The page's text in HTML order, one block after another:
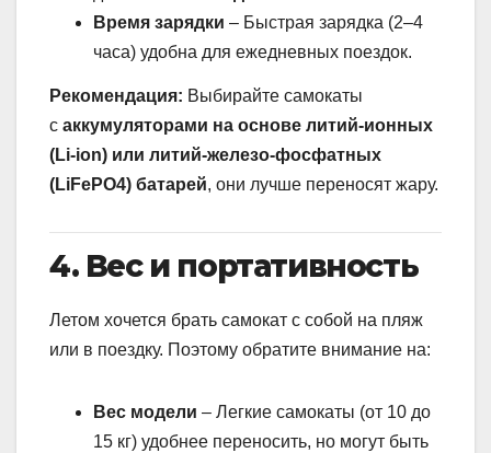
Время зарядки – Быстрая зарядка (2–4
часа) удобна для ежедневных поездок.
Рекомендация: Выбирайте самокаты
с аккумуляторами на основе литий-ионных
(Li-ion) или литий-железо-фосфатных
(LiFePO4) батарей, они лучше переносят жару.
4. Вес и портативность
Летом хочется брать самокат с собой на пляж
или в поездку. Поэтому обратите внимание на:
Вес модели – Легкие самокаты (от 10 до
15 кг) удобнее переносить, но могут быть